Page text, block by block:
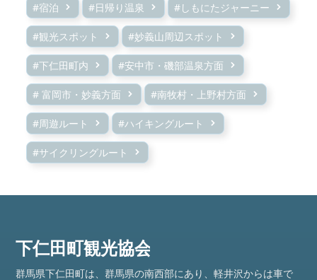
#宿泊 #日帰り温泉 #しもにたジャーニー
#観光スポット #妙義山周辺スポット
#下仁田町内 #安中市・磯部温泉方面
# 富岡市・妙義方面 #南牧村・上野村方面
#周遊ルート #ハイキングルート
#サイクリングルート
群馬県下仁田町は、群馬県の南西部にあり、軽井沢からは車で